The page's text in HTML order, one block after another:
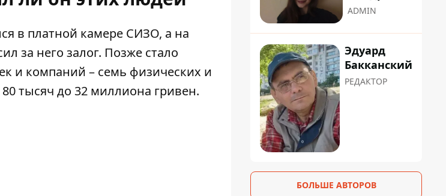
в платной камере СИЗО, а на
за него залог. Позже стало
и компаний – семь физических и
тысяч до 32 миллиона гривен.
ADMIN
Эдуард
Бакканский
РЕДАКТОР
БОЛЬШЕ АВТОРОВ